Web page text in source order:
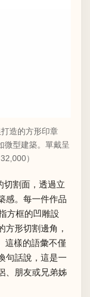
造的方形印章
微型建築。單戴呈
）
切割面，透過立
感。每一件作品
方框的凹雕設
方形切割邊角，
這樣的語彙不僅
句話說，這是一
、朋友或兄弟姊